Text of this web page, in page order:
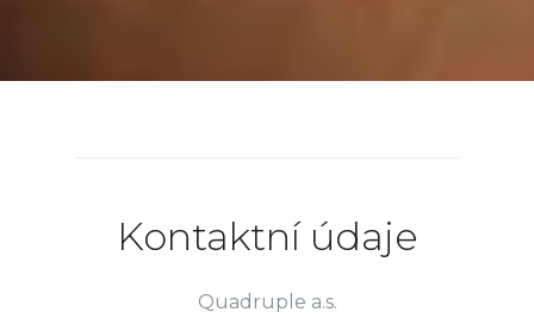
Kontaktní údaje
Quadruple a.s.